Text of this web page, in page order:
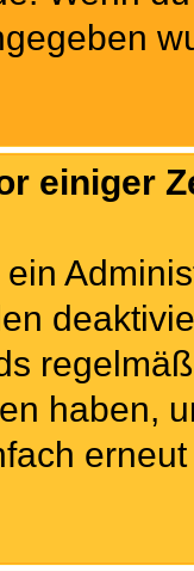
einiger
haben,